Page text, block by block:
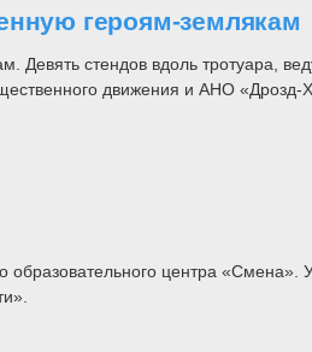
героям-землякам
стендов вдоль тротуара,
движения и АНО
центра